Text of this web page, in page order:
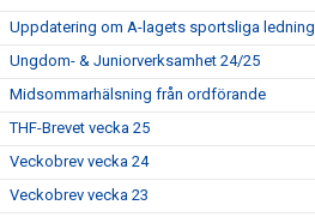
Uppdatering om A-lagets sportsliga ledning
Ungdom- & Juniorverksamhet 24/25
Midsommarhälsning från ordförande
THF-Brevet vecka 25
Veckobrev vecka 24
Veckobrev vecka 23